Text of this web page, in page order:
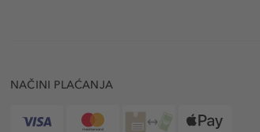
NAČINI PLAĆANJA